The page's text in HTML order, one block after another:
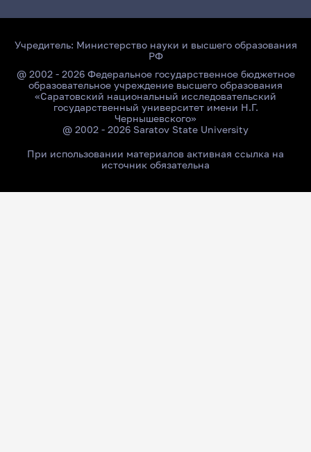
Учредитель: Министерство науки и высшего образования
РФ
@ 2002 - 2026 Федеральное государственное бюджетное
образовательное учреждение высшего образования
«Саратовский национальный исследовательский
государственный университет имени Н.Г.
Чернышевского»
@ 2002 - 2026 Saratov State University
При использовании материалов активная ссылка на
источник обязательна